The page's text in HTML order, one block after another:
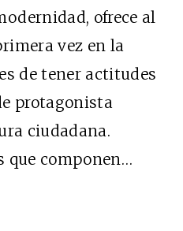
ofrece al
vez en la
de tener actitudes
protagonista
ciudadana.
componen…